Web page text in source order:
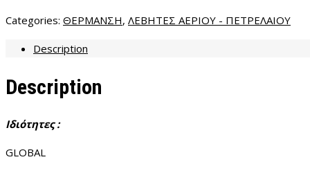
Categories: ΘΕΡΜΑΝΣΗ, ΛΕΒΗΤΕΣ ΑΕΡΙΟΥ - ΠΕΤΡΕΛΑΙΟΥ
Description
Description
Ιδιότητες :
GLOBAL